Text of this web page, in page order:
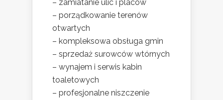
– zamiatanie ulic i placów
– porządkowanie terenów
otwartych
– kompleksowa obsługa gmin
– sprzedaż surowców wtórnych
– wynajem i serwis kabin
toaletowych
– profesjonalne niszczenie